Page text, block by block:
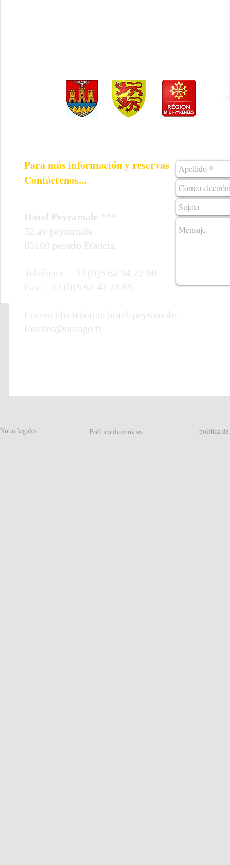
Hotel Peyramale ***
32 av peyramale
65100 pesado Francia
Teléfono: +33 (0)5 62 94 22 98
Fax: +33 (0)5 62 42 25 85
Correo electrónico: hotel-peyramale-
lourdes@orange.fr
Para más información y reservas
Contáctenos...
Política de cookies
Notas legales política